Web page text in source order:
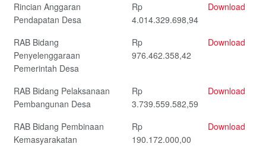
Rincian Anggaran
Pendapatan Desa
Rp
4.014.329.698,94
Download
RAB Bidang
Penyelenggaraan
Pemerintah Desa
Rp
976.462.358,42
Download
RAB Bidang Pelaksanaan
Pembangunan Desa
Rp
3.739.559.582,59
Download
RAB Bidang Pembinaan
Kemasyarakatan
Rp
190.172.000,00
Download